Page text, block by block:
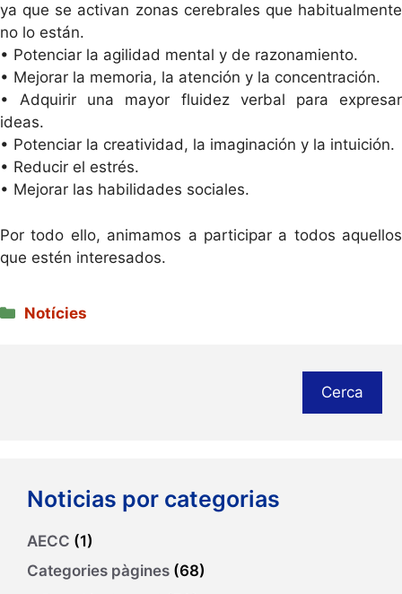
ya que se activan zonas cerebrales que habitualmente
no lo están.
• Potenciar la agilidad mental y de razonamiento.
• Mejorar la memoria, la atención y la concentración.
• Adquirir una mayor fluidez verbal para expresar
ideas.
• Potenciar la creatividad, la imaginación y la intuición.
• Reducir el estrés.
• Mejorar las habilidades sociales.
Por todo ello, animamos a participar a todos aquellos
que estén interesados.
Categories
Notícies
Cerca
Noticias por categorias
AECC (1)
Categories pàgines (68)